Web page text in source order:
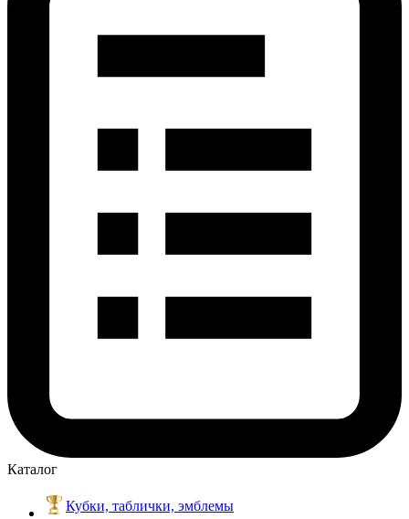
Каталог
Кубки, таблички, эмблемы